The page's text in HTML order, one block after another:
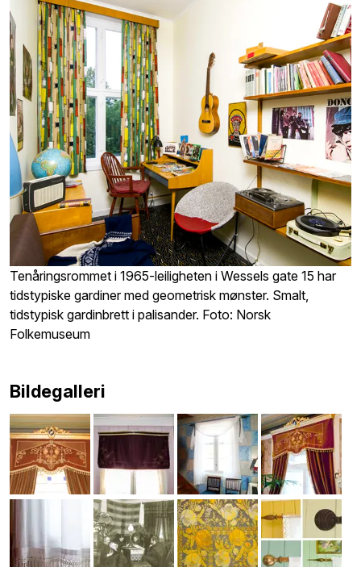
Tenåringsrommet i 1965-leiligheten i Wessels gate 15 har
tidstypiske gardiner med geometrisk mønster. Smalt,
tidstypisk gardinbrett i palisander. Foto: Norsk
Folkemuseum
Bildegalleri